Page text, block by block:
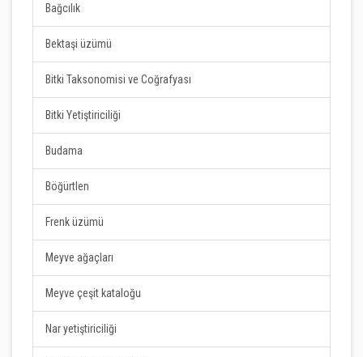
Bağcılık
Bektaşi üzümü
Bitki Taksonomisi ve Coğrafyası
Bitki Yetiştiriciliği
Budama
Böğürtlen
Frenk üzümü
Meyve ağaçları
Meyve çeşit kataloğu
Nar yetiştiriciliği